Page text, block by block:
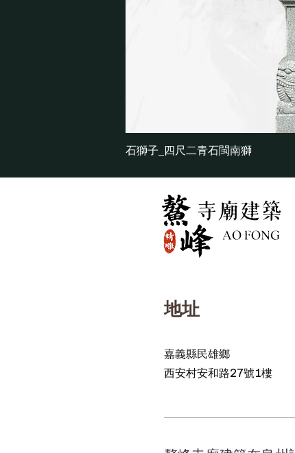
石獅子_四尺二青石閩南獅
地址
嘉義縣民雄鄉
西安村安和路27號1樓